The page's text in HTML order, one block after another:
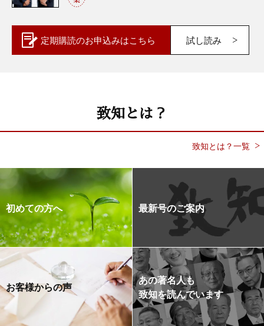
定期購読のお申込みはこちら 試し読み
致知とは？
致知とは？一覧
初めての方へ 最新号のご案内
お客様からの声
あの著名人も
致知を読んでいます